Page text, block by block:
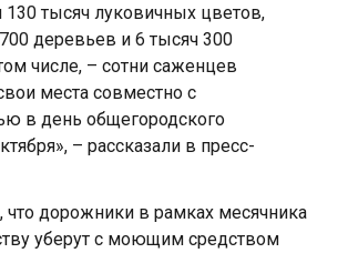
130 тысяч луковичных цветов,
деревьев и 6 тысяч 300
числе, – сотни саженцев
места совместно с
в день общегородского
– рассказали в пресс-
что дорожники в рамках месячника
уберут с моющим средством